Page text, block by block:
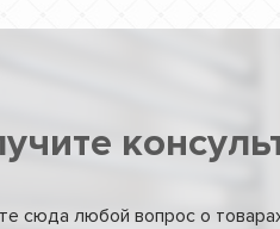
сюда любой вопрос о